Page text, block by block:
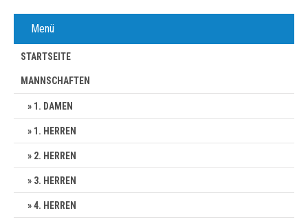
Menü
STARTSEITE
MANNSCHAFTEN
1. DAMEN
1. HERREN
2. HERREN
3. HERREN
4. HERREN